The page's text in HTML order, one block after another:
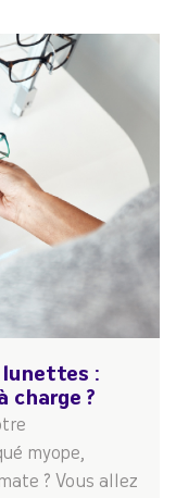
lunettes :
charge ?
myope,
? Vous allez